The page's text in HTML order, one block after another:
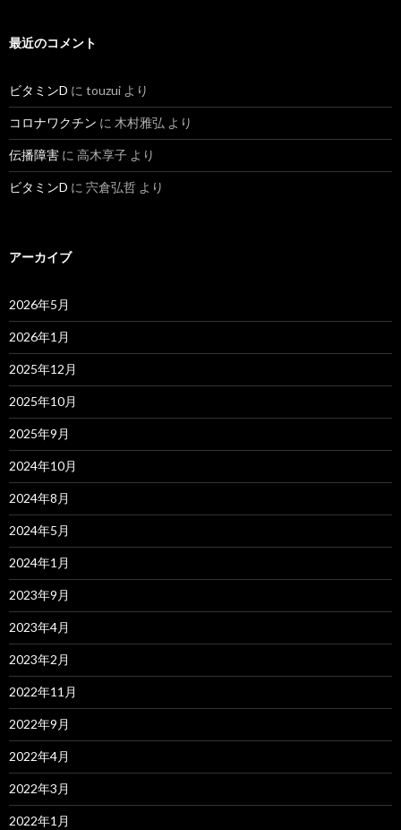
最近のコメント
ビタミンD に touzui より
コロナワクチン に 木村雅弘 より
伝播障害 に 高木享子 より
ビタミンD に 宍倉弘哲 より
アーカイブ
2026年5月
2026年1月
2025年12月
2025年10月
2025年9月
2024年10月
2024年8月
2024年5月
2024年1月
2023年9月
2023年4月
2023年2月
2022年11月
2022年9月
2022年4月
2022年3月
2022年1月